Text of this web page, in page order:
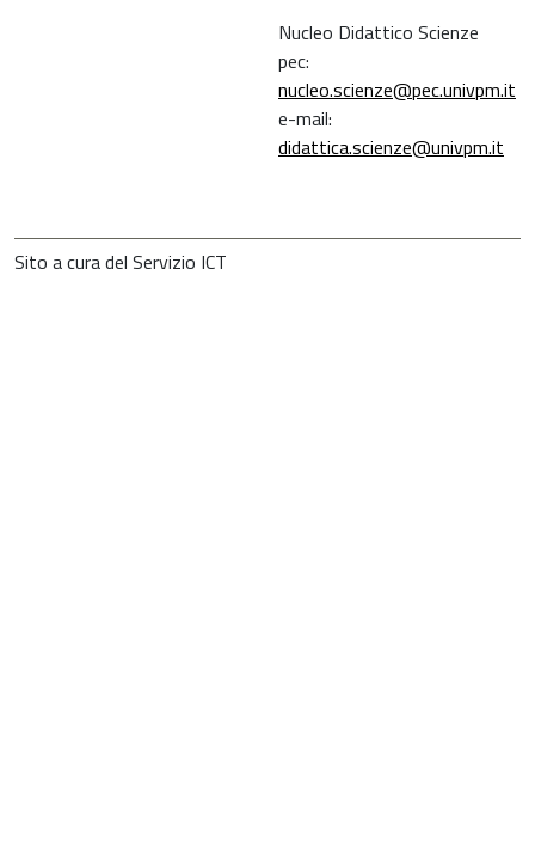
Nucleo Didattico Scienze
pec:
nucleo.scienze@pec.univpm.it
e-mail:
didattica.scienze@univpm.it
Sito a cura del Servizio ICT